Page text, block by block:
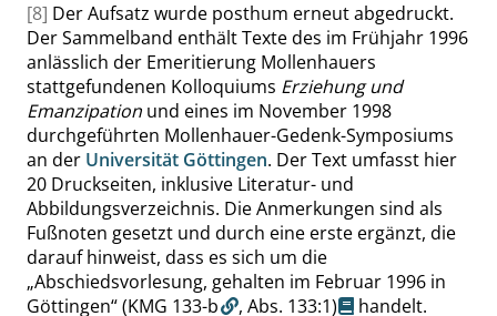
[8] Der Aufsatz wurde posthum erneut abgedruckt.
Der Sammelband enthält Texte des im Frühjahr 1996
anlässlich der Emeritierung Mollenhauers
stattgefundenen Kolloquiums Erziehung und
Emanzipation und eines im November 1998
durchgeführten Mollenhauer-Gedenk-Symposiums
an der Universität Göttingen. Der Text umfasst hier
20 Druckseiten, inklusive Literatur- und
Abbildungsverzeichnis. Die Anmerkungen sind als
Fußnoten gesetzt und durch eine erste ergänzt, die
darauf hinweist, dass es sich um die
„Abschiedsvorlesung, gehalten im Februar 1996 in
Göttingen“(KMG 133-b , Abs. 133:1)
handelt.